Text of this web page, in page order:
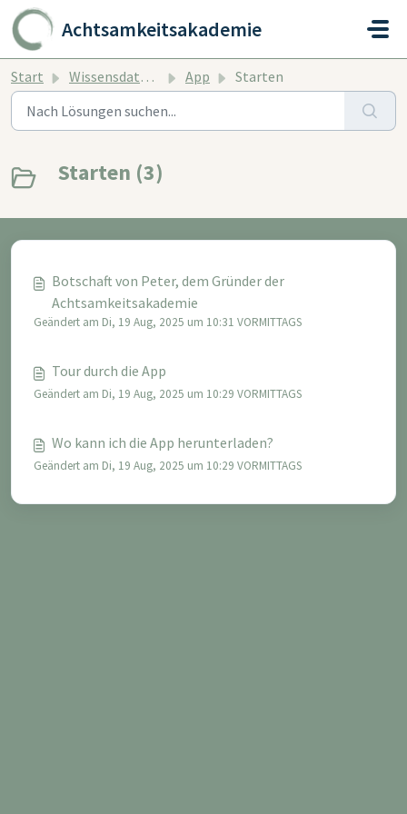
Zum hauptsächlichen Inhalt gehen
Achtsamkeitsakademie
Start Wissensdatenbank App Starten
Starten (3)
Botschaft von Peter, dem Gründer der
Achtsamkeitsakademie
Geändert am Di, 19 Aug, 2025 um 10:31 VORMITTAGS
Tour durch die App
Geändert am Di, 19 Aug, 2025 um 10:29 VORMITTAGS
Wo kann ich die App herunterladen?
Geändert am Di, 19 Aug, 2025 um 10:29 VORMITTAGS